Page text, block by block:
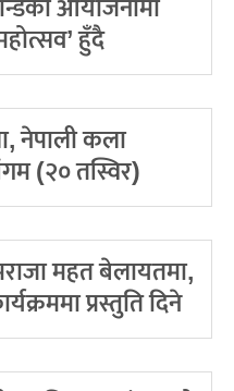
आयोजनामा
हुँदै
नेपाली कला
(२० तस्विर)
महत बेलायतमा,
प्रस्तुति दिने